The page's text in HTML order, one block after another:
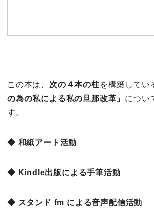
この本は、 次の４本の柱を構築してい
の為の私による私の旦那改革」 につい
す。
◆ 和紙アート活動
◆ Kindle出版による手筆活動
◆ スタンド fm による音声配信活動